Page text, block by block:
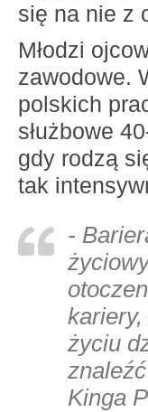
się na nie z
Młodzi
zawodowe.
polskich
służbowe
gdy rodzą
tak
-
życiu
Kinga